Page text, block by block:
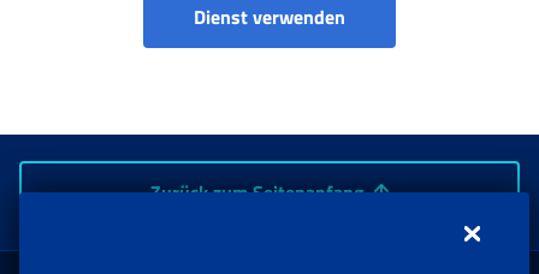
Dienst verwenden
Zurück zum Seitenanfang